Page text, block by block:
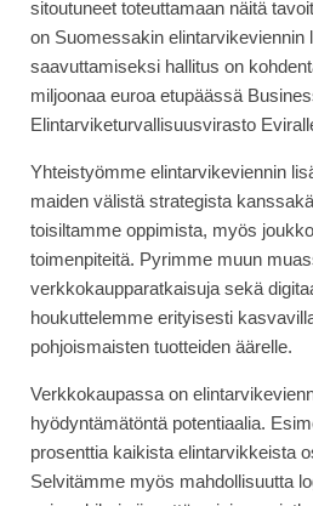
sitoutuneet toteuttamaan näitä
on Suomessakin elintarvikeviennin
saavuttamiseksi hallitus on
miljoonaa euroa etupäässä
Elintarviketurvallisuusvirasto
Yhteistyömme elintarvikeviennin
maiden välistä strategista
toisiltamme oppimista, myös
toimenpiteitä. Pyrimme muun
verkkokaupparatkaisuja sekä
houkuttelemme erityisesti
pohjoismaisten tuotteiden äärelle.
Verkkokaupassa on
hyödyntämätöntä potentiaalia.
prosenttia kaikista elintarvikkeista
Selvitämme myös mahdollisuutta